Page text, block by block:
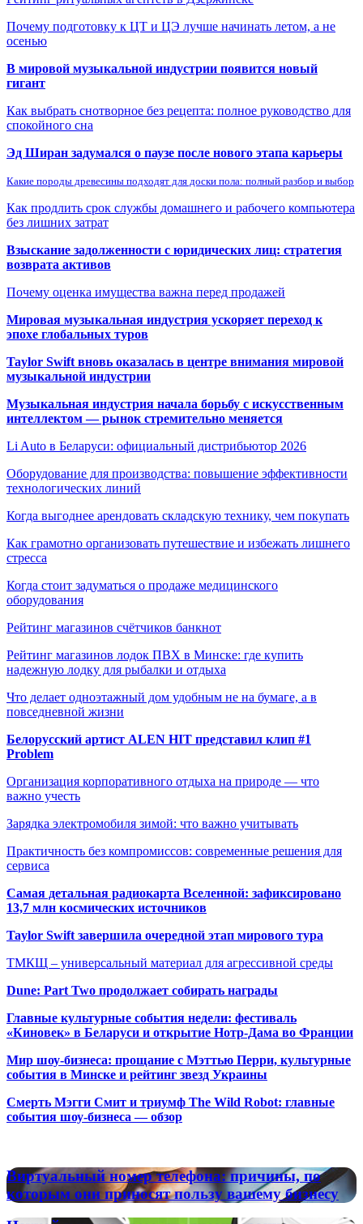
Почему подготовку к ЦТ и ЦЭ лучше начинать летом, а не
осенью
В мировой музыкальной индустрии появится новый
гигант
Как выбрать снотворное без рецепта: полное руководство для
спокойного сна
Эд Ширан задумался о паузе после нового этапа карьеры
Какие породы древесины подходят для доски пола: полный разбор и выбор
Как продлить срок службы домашнего и рабочего компьютера
без лишних затрат
Взыскание задолженности с юридических лиц: стратегия
возврата активов
Почему оценка имущества важна перед продажей
Мировая музыкальная индустрия ускоряет переход к
эпохе глобальных туров
Taylor Swift вновь оказалась в центре внимания мировой
музыкальной индустрии
Музыкальная индустрия начала борьбу с искусственным
интеллектом — рынок стремительно меняется
Li Auto в Беларуси: официальный дистрибьютор 2026
Оборудование для производства: повышение эффективности
технологических линий
Когда выгоднее арендовать складскую технику, чем покупать
Как грамотно организовать путешествие и избежать лишнего
стресса
Когда стоит задуматься о продаже медицинского
оборудования
Рейтинг магазинов счётчиков банкнот
Рейтинг магазинов лодок ПВХ в Минске: где купить
надежную лодку для рыбалки и отдыха
Что делает одноэтажный дом удобным не на бумаге, а в
повседневной жизни
Белорусский артист ALEN HIT представил клип #1
Problem
Организация корпоративного отдыха на природе — что
важно учесть
Зарядка электромобиля зимой: что важно учитывать
Практичность без компромиссов: современные решения для
сервиса
Самая детальная радиокарта Вселенной: зафиксировано
13,7 млн космических источников
Taylor Swift завершила очередной этап мирового тура
ТМКЩ – универсальный материал для агрессивной среды
Dune: Part Two продолжает собирать награды
Главные культурные события недели: фестиваль
«Киновек» в Беларуси и открытие Нотр-Дама во Франции
Мир шоу-бизнеса: прощание с Мэттью Перри, культурные
события в Минске и рейтинг звезд Украины
Смерть Мэгги Смит и триумф The Wild Robot: главные
события шоу-бизнеса — обзор
Виртуальный
номер
телефона:
причины,
Виртуальный номер телефона: причины, по
которым они приносят пользу вашему бизнесу